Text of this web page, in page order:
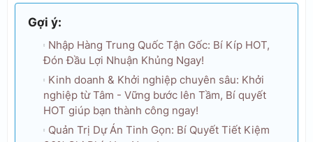
Gợi ý:
Nhập Hàng Trung Quốc Tận Gốc: Bí Kíp HOT,
Đón Đầu Lợi Nhuận Khủng Ngay!
Kinh doanh & Khởi nghiệp chuyên sâu: Khởi
nghiệp từ Tâm - Vững bước lên Tầm, Bí quyết
HOT giúp bạn thành công ngay!
Quản Trị Dự Án Tinh Gọn: Bí Quyết Tiết Kiệm